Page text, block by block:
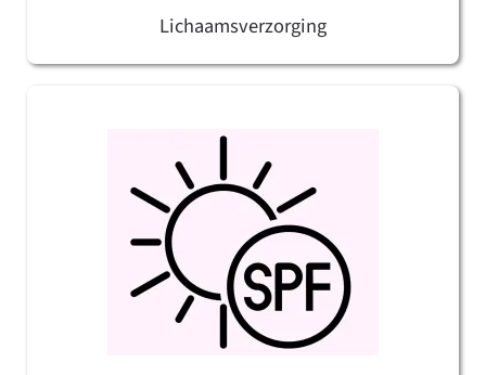
Lichaamsverzorging